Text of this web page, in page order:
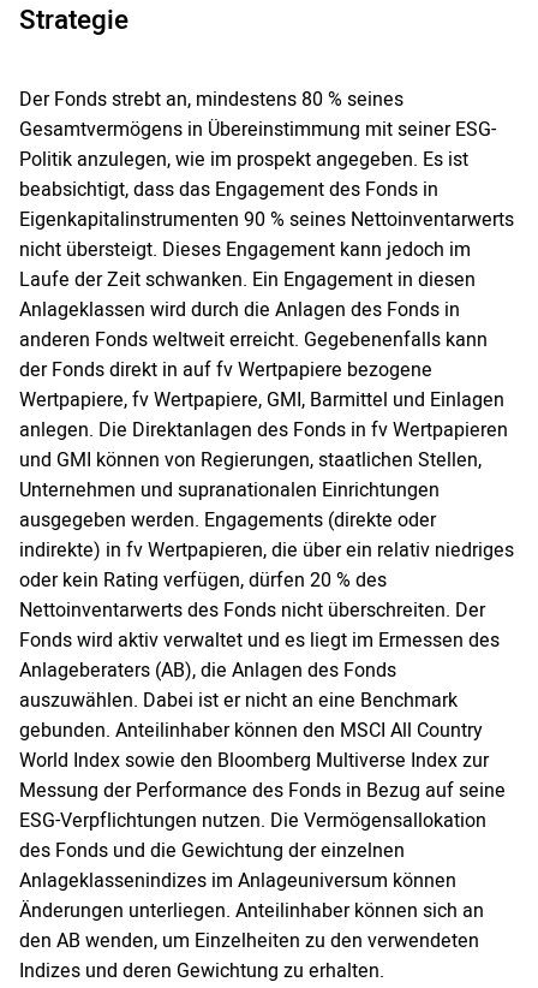
Strategie
Der Fonds strebt an, mindestens 80 % seines
Gesamtvermögens in Übereinstimmung mit seiner ESG-
Politik anzulegen, wie im prospekt angegeben. Es ist
beabsichtigt, dass das Engagement des Fonds in
Eigenkapitalinstrumenten 90 % seines Nettoinventarwerts
nicht übersteigt. Dieses Engagement kann jedoch im
Laufe der Zeit schwanken. Ein Engagement in diesen
Anlageklassen wird durch die Anlagen des Fonds in
anderen Fonds weltweit erreicht. Gegebenenfalls kann
der Fonds direkt in auf fv Wertpapiere bezogene
Wertpapiere, fv Wertpapiere, GMI, Barmittel und Einlagen
anlegen. Die Direktanlagen des Fonds in fv Wertpapieren
und GMI können von Regierungen, staatlichen Stellen,
Unternehmen und supranationalen Einrichtungen
ausgegeben werden. Engagements (direkte oder
indirekte) in fv Wertpapieren, die über ein relativ niedriges
oder kein Rating verfügen, dürfen 20 % des
Nettoinventarwerts des Fonds nicht überschreiten. Der
Fonds wird aktiv verwaltet und es liegt im Ermessen des
Anlageberaters (AB), die Anlagen des Fonds
auszuwählen. Dabei ist er nicht an eine Benchmark
gebunden. Anteilinhaber können den MSCI All Country
World Index sowie den Bloomberg Multiverse Index zur
Messung der Performance des Fonds in Bezug auf seine
ESG-Verpflichtungen nutzen. Die Vermögensallokation
des Fonds und die Gewichtung der einzelnen
Anlageklassenindizes im Anlageuniversum können
Änderungen unterliegen. Anteilinhaber können sich an
den AB wenden, um Einzelheiten zu den verwendeten
Indizes und deren Gewichtung zu erhalten.